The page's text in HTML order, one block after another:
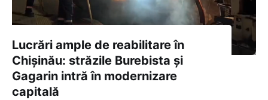
Lucrări ample de reabilitare în
Chișinău: străzile Burebista și
Gagarin intră în modernizare
capitală